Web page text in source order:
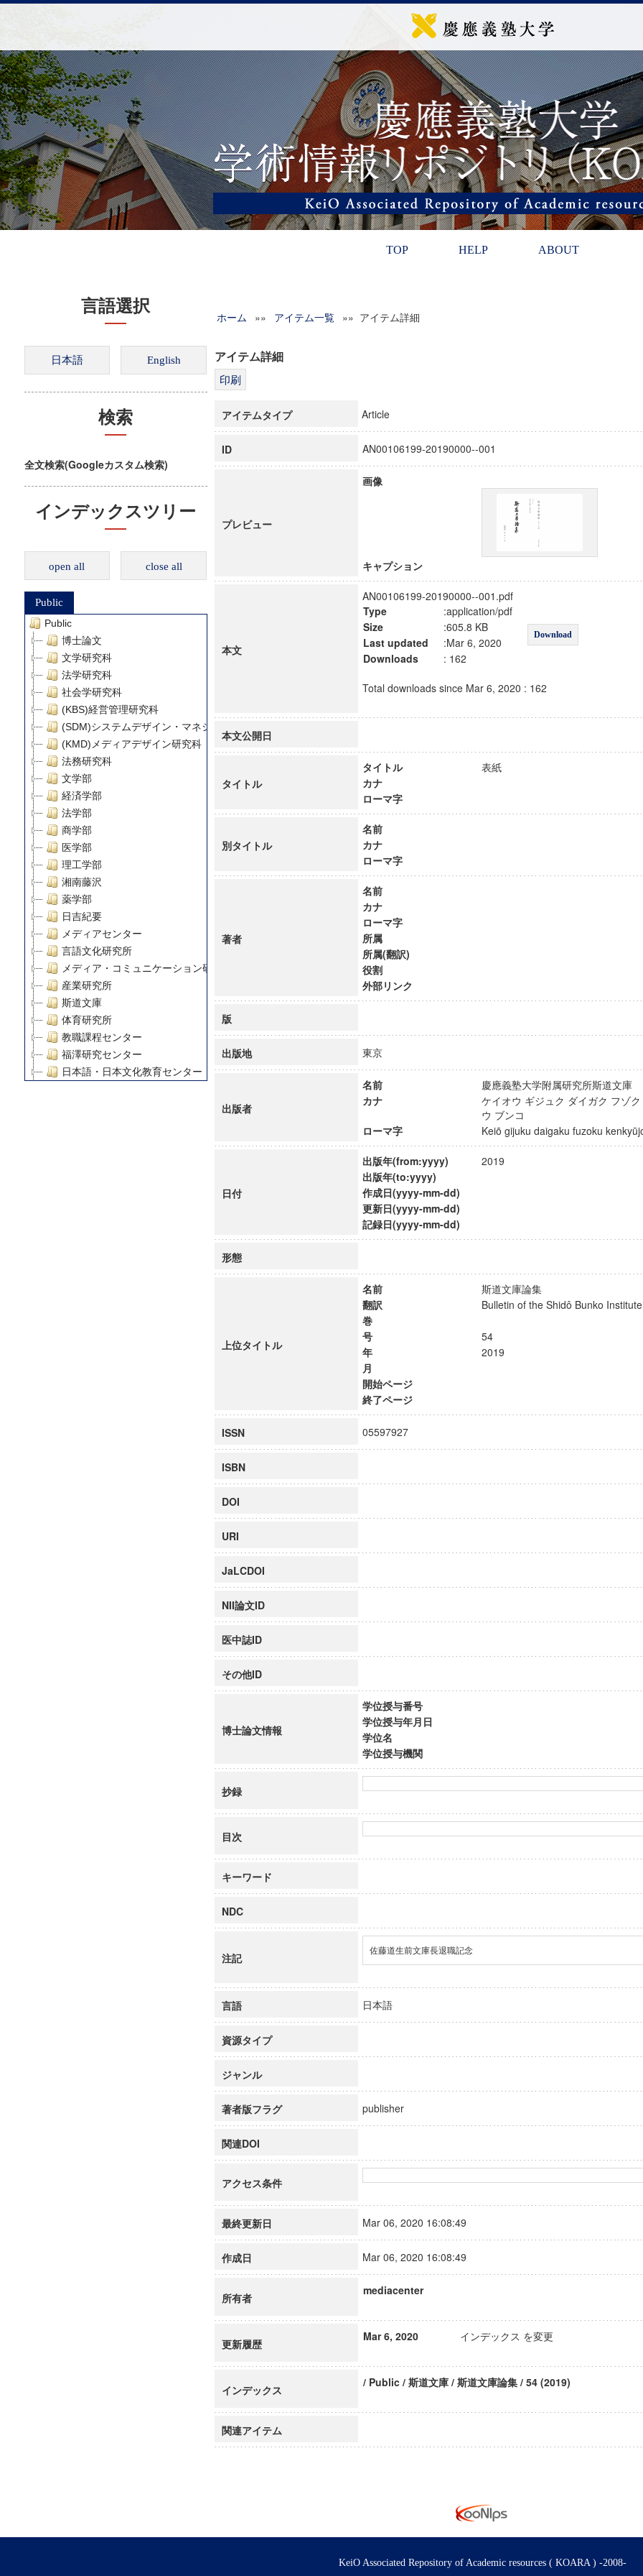
TOP HELP ABOUT
言語選択
検索
全文検索(Googleカスタム検索)
インデックスツリー
open all close all
Public
Public
博士論文
文学研究科
法学研究科
社会学研究科
(KBS)経営管理研究科
(SDM)システムデザイン・マネジメント研究科
(KMD)メディアデザイン研究科
法務研究科
文学部
経済学部
法学部
商学部
医学部
理工学部
湘南藤沢
薬学部
日吉紀要
メディアセンター
言語文化研究所
メディア・コミュニケーション研究所
産業研究所
斯道文庫
体育研究所
教職課程センター
福澤研究センター
日本語・日本文化教育センター
慶應義塾大学グローバルCOEプログラム市民社会ガバナンス教育研究センター
慶應義塾大学グローバルCOEプログラム論理と感性の先端的教育研究拠点
ホーム »» アイテム一覧 »» アイテム詳細
アイテム詳細
アイテムタイプ Article
ID AN00106199-20190000--001
プレビュー
画像
キャプション
本文
AN00106199-20190000--001.pdf
Type
:application/pdf
Download
Size
:605.8 KB
Last updated
:Mar 6, 2020
Downloads
: 162
Total downloads since Mar 6, 2020 : 162
本文公開日
タイトル
タイトル
表紙
カナ
ローマ字
別タイトル
名前
カナ
ローマ字
著者
名前
カナ
ローマ字
所属
所属(翻訳)
役割
外部リンク
版
出版地 東京
出版者
名前
慶應義塾大学附属研究所斯道文
カナ
ケイオウ ギジュク ダイガク フゾ
ウ ブンコ
ローマ字
Keiō gijuku daigaku fuzoku
日付
出版年(from:yyyy)
2019
出版年(to:yyyy)
作成日(yyyy-mm-dd)
更新日(yyyy-mm-dd)
記録日(yyyy-mm-dd)
形態
上位タイトル
名前
斯道文庫論集
翻訳
Bulletin of the Shidô Bunko
巻
号
54
年
2019
月
開始ページ
終了ページ
ISSN 05597927
ISBN
DOI
URI
JaLCDOI
NII論文ID
医中誌ID
その他ID
博士論文情報
学位授与番号
学位授与年月日
学位名
学位授与機関
抄録
目次
キーワード
NDC
注記
佐藤道生前文庫長退職記念
言語 日本語
資源タイプ
ジャンル
著者版フラグ publisher
関連DOI
アクセス条件
最終更新日 Mar 06, 2020 16:08:49
作成日 Mar 06, 2020 16:08:49
所有者
mediacenter
更新履歴
Mar 6, 2020 インデックス を変更
インデックス
/ Public / 斯道文庫 / 斯道文庫論集 / 54 (2019)
関連アイテム
KeiO Associated Repository of Academic resources ( KOARA ) -2008-